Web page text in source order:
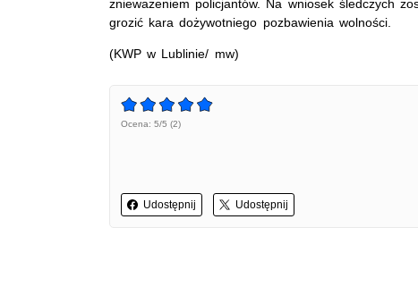
znieważeniem policjantów. Na wniosek śledczych
grozić kara dożywotniego pozbawienia wolności.
(KWP w Lublinie/ mw)
Ocena: 5/5 (2)
Udostępnij Udostępnij